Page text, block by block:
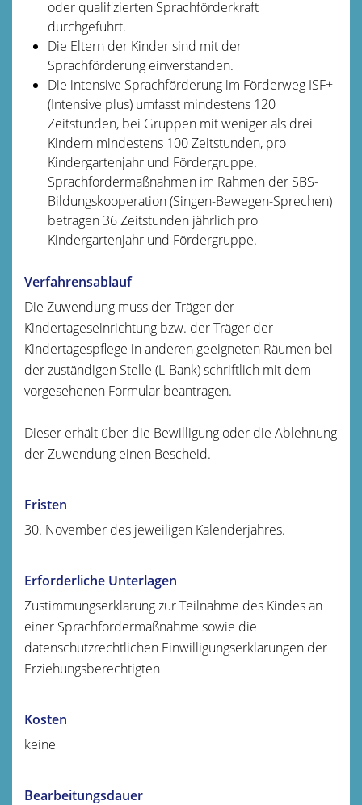
oder qualifizierten Sprachförderkraft
durchgeführt.
Die Eltern der Kinder sind mit der
Sprachförderung einverstanden.
Die intensive Sprachförderung im Förderweg ISF+
(Intensive plus) umfasst mindestens 120
Zeitstunden, bei Gruppen mit weniger als drei
Kindern mindestens 100 Zeitstunden, pro
Kindergartenjahr und Fördergruppe.
Sprachfördermaßnahmen im Rahmen der SBS-
Bildungskooperation (Singen-Bewegen-Sprechen)
betragen 36 Zeitstunden jährlich pro
Kindergartenjahr und Fördergruppe.
Verfahrensablauf
Die Zuwendung muss der Träger der
Kindertageseinrichtung bzw. der Träger der
Kindertagespflege in anderen geeigneten Räumen bei
der zuständigen Stelle (L-Bank) schriftlich mit dem
vorgesehenen Formular beantragen.
Dieser erhält über die Bewilligung oder die Ablehnung
der Zuwendung einen Bescheid.
Fristen
30. November des jeweiligen Kalenderjahres.
Erforderliche Unterlagen
Zustimmungserklärung zur Teilnahme des Kindes an
einer Sprachfördermaßnahme sowie die
datenschutzrechtlichen Einwilligungserklärungen der
Erziehungsberechtigten
Kosten
keine
Bearbeitungsdauer